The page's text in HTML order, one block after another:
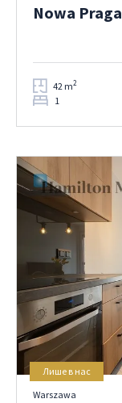
Nowa Praga
42 m2
1
Лише в нас
Warszawa